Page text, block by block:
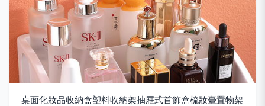
桌面化妝品收納盒塑料收納架抽屜式首飾盒梳妝臺置物架